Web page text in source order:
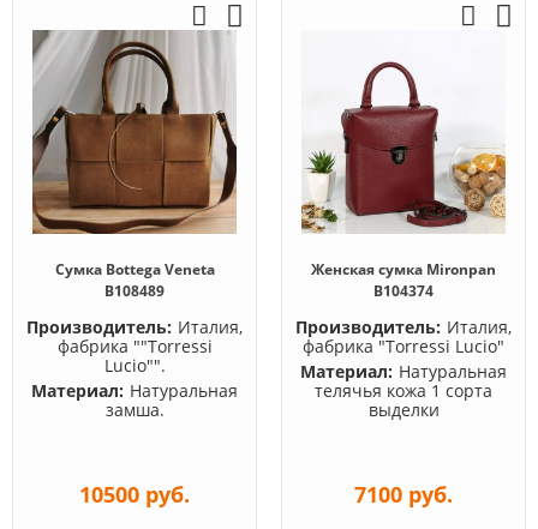
Сумка Bottega Veneta
B108489
Производитель: Италия,
фабрика ""Torressi
Lucio"".
Материал: Натуральная
замша.
10500 руб.
Женская сумка Mironpan
B104374
Производитель: Италия,
фабрика "Torressi Lucio"
Материал: Натуральная
телячья кожа 1 сорта
выделки
7100 руб.